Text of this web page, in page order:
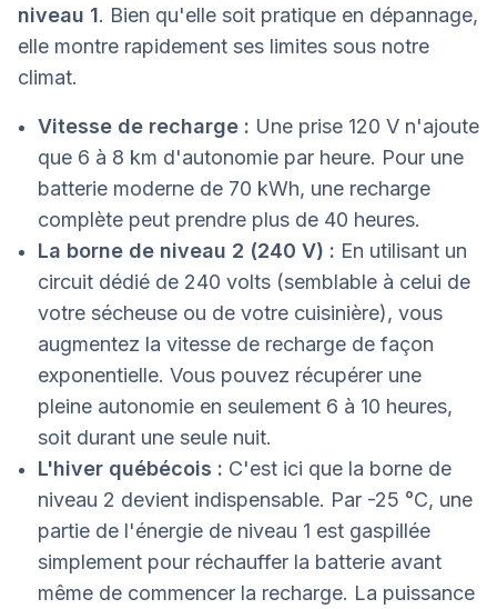
niveau 1. Bien qu'elle soit pratique en dépannage,
elle montre rapidement ses limites sous notre
climat.
Vitesse de recharge : Une prise 120 V n'ajoute
que 6 à 8 km d'autonomie par heure. Pour une
batterie moderne de 70 kWh, une recharge
complète peut prendre plus de 40 heures.
La borne de niveau 2 (240 V) : En utilisant un
circuit dédié de 240 volts (semblable à celui de
votre sécheuse ou de votre cuisinière), vous
augmentez la vitesse de recharge de façon
exponentielle. Vous pouvez récupérer une
pleine autonomie en seulement 6 à 10 heures,
soit durant une seule nuit.
L'hiver québécois : C'est ici que la borne de
niveau 2 devient indispensable. Par -25 °C, une
partie de l'énergie de niveau 1 est gaspillée
simplement pour réchauffer la batterie avant
même de commencer la recharge. La puissance